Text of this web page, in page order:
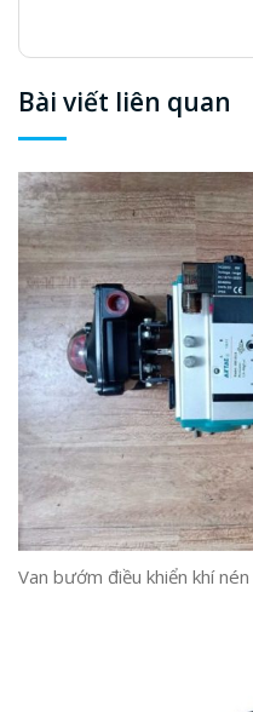
Bài viết liên quan
Van bướm điều khiển khí